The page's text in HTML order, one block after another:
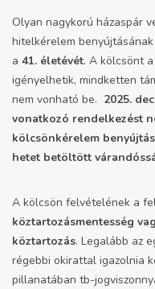
Olyan nagykorú házaspár
hitelkérelem
a 41. életévét. A kölcsönt
igényelhetik, mindketten
nem vonható be. 2025.
vonatkozó rendelkezést
kölcsönkérelem
hetet betöltött
A kölcsön felvételének a
köztartozásmentesség
köztartozás. Legalább az
régebbi okirattal igazolnia
pillanatában tb-